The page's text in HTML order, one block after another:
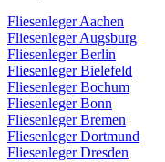
Fliesenleger Aachen
Fliesenleger Augsburg
Fliesenleger Berlin
Fliesenleger Bielefeld
Fliesenleger Bochum
Fliesenleger Bonn
Fliesenleger Bremen
Fliesenleger Dortmund
Fliesenleger Dresden